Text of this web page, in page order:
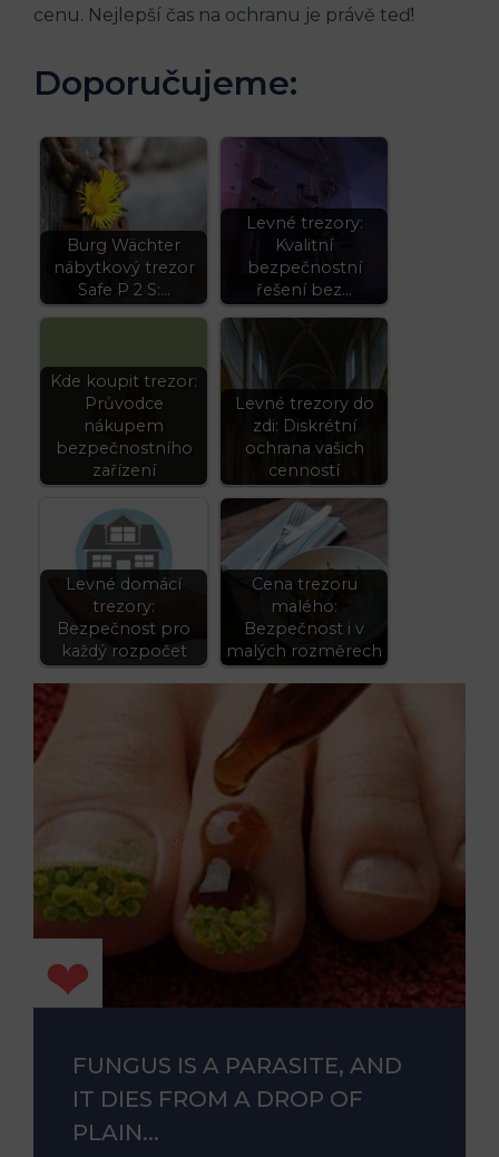
cenu. Nejlepší čas na ochranu je právě teď!
Doporučujeme:
Burg Wächter
nábytkový trezor
Safe P 2 S:…
Levné trezory:
Kvalitní
bezpečnostní
řešení bez…
Kde koupit trezor:
Průvodce
nákupem
bezpečnostního
zařízení
Levné trezory do
zdi: Diskrétní
ochrana vašich
cenností
Levné domácí
trezory:
Bezpečnost pro
každý rozpočet
Cena trezoru
malého:
Bezpečnost i v
malých rozměrech
FUNGUS IS A PARASITE, AND
IT DIES FROM A DROP OF
PLAIN...